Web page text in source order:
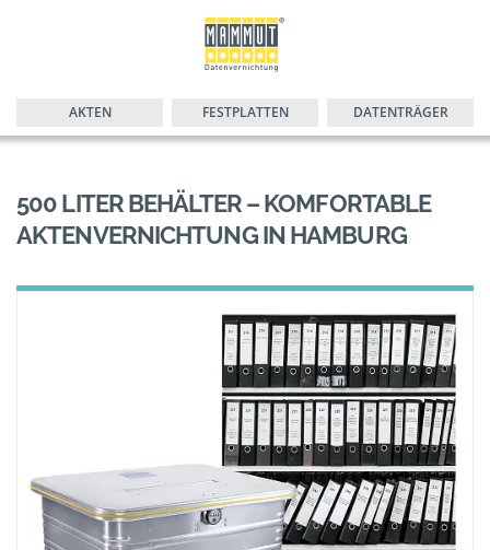
AKTEN FESTPLATTEN DATENTRÄGER
500 LITER BEHÄLTER – KOMFORTABLE
AKTENVERNICHTUNG IN HAMBURG